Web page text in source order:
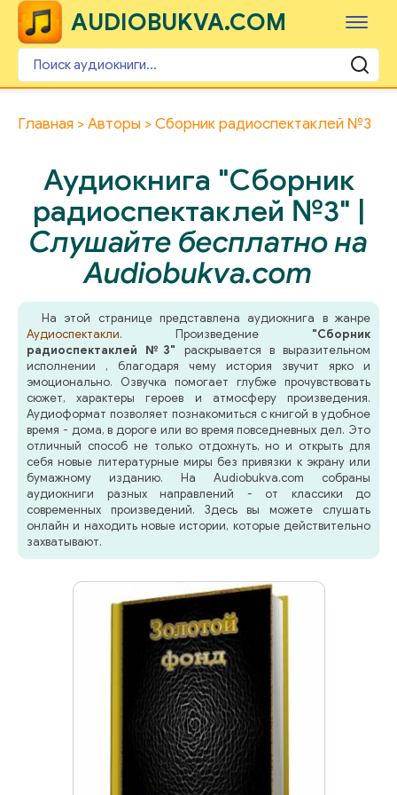
AUDIOBUKVA.COM
Главная Авторы Сборник радиоспектаклей №3
Аудиокнига "Сборник
радиоспектаклей №3" |
Слушайте бесплатно на
Audiobukva.com
На этой странице представлена аудиокнига в жанре
Аудиоспектакли. Произведение "Сборник
радиоспектаклей №3" раскрывается в выразительном
исполнении , благодаря чему история звучит ярко и
эмоционально. Озвучка помогает глубже прочувствовать
сюжет, характеры героев и атмосферу произведения.
Аудиоформат позволяет познакомиться с книгой в удобное
время - дома, в дороге или во время повседневных дел. Это
отличный способ не только отдохнуть, но и открыть для
себя новые литературные миры без привязки к экрану или
бумажному изданию. На Audiobukva.com собраны
аудиокниги разных направлений - от классики до
современных произведений. Здесь вы можете слушать
онлайн и находить новые истории, которые действительно
захватывают.